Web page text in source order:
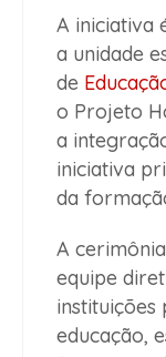
A iniciativa
a unidade
de
o Projeto
a
iniciativa
da
A
equipe
instituições
educação,